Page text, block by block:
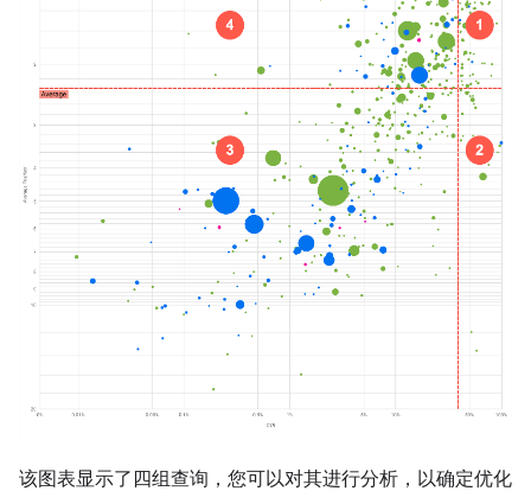
该图表显示了四组查询，您可以对其进行分析，以确定优化